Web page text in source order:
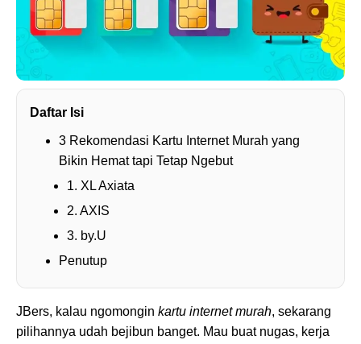
Daftar Isi
3 Rekomendasi Kartu Internet Murah yang
Bikin Hemat tapi Tetap Ngebut
1. XL Axiata
2. AXIS
3. by.U
Penutup
JBers, kalau ngomongin kartu internet murah, sekarang
pilihannya udah bejibun banget. Mau buat nugas, kerja